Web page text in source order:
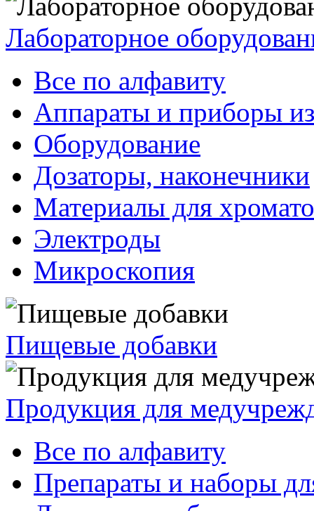
Лабораторное
Все по алфавиту
Аппараты и приборы из
Оборудование
Дозаторы, наконечники
Материалы для
Электроды
Микроскопия
Пищевые добавки
Продукция для
Все по алфавиту
Препараты и наборы